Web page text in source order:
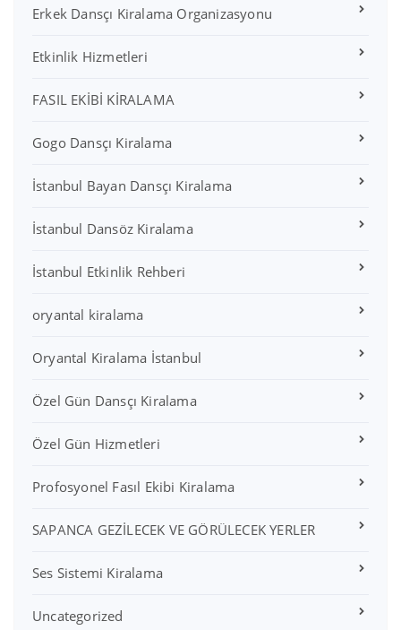
Erkek Dansçı Kiralama Organizasyonu
Etkinlik Hizmetleri
FASIL EKİBİ KİRALAMA
Gogo Dansçı Kiralama
İstanbul Bayan Dansçı Kiralama
İstanbul Dansöz Kiralama
İstanbul Etkinlik Rehberi
oryantal kiralama
Oryantal Kiralama İstanbul
Özel Gün Dansçı Kiralama
Özel Gün Hizmetleri
Profosyonel Fasıl Ekibi Kiralama
SAPANCA GEZİLECEK VE GÖRÜLECEK YERLER
Ses Sistemi Kiralama
Uncategorized